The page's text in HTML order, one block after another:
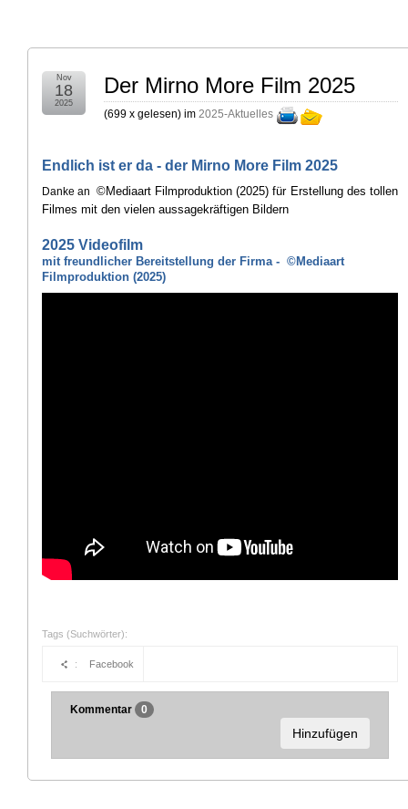
Der Mirno More Film 2025
(699 x gelesen) im 2025-Aktuelles
Nov
18
2025
Endlich ist er da - der Mirno More Film 2025
Danke an ©Mediaart Filmproduktion (2025) für Erstellung des tollen
Filmes mit den vielen aussagekräftigen Bildern
2025 Videofilm
mit freundlicher Bereitstellung der Firma - ©Mediaart
Filmproduktion (2025)
Tags (Suchwörter):
: Facebook
Kommentar 0
Hinzufügen